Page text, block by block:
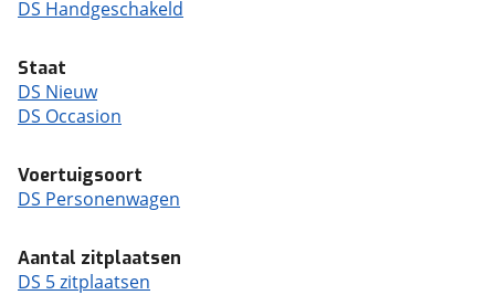
DS Handgeschakeld
Staat
DS Nieuw
DS Occasion
Voertuigsoort
DS Personenwagen
Aantal zitplaatsen
DS 5 zitplaatsen